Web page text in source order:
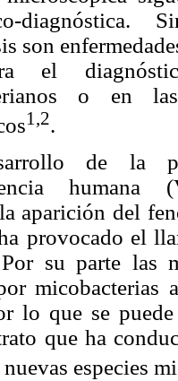
diagnóstica.
son
el
o en
1,2.
de la
aparición del
provocado el
su parte las
lo que se
que ha
especies